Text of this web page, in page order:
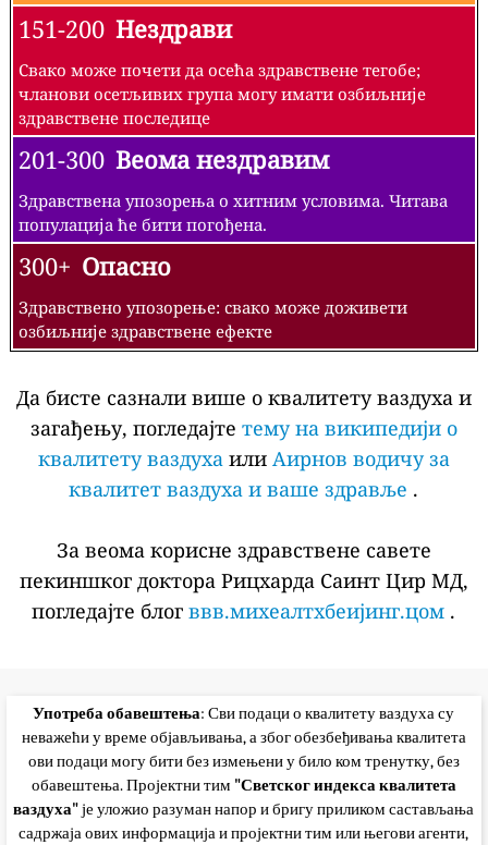
151-200 Нездрави
Свако може почети да осећа здравствене тегобе;
чланови осетљивих група могу имати озбиљније
здравствене последице
201-300 Веома нездравим
Здравствена упозорења о хитним условима. Читава
популација ће бити погођена.
300+ Опасно
Здравствено упозорење: свако може доживети
озбиљније здравствене ефекте
Да бисте сазнали више о квалитету ваздуха и
загађењу, погледајте тему на википедији о
квалитету ваздуха или Аирнов водичу за
квалитет ваздуха и ваше здравље .
За веома корисне здравствене савете
пекиншког доктора Рицхарда Саинт Цир МД,
погледајте блогввв.михеалтхбеијинг.цом .
Употреба обавештења: Сви подаци о квалитету ваздуха су
неважећи у време објављивања, а због обезбеђивања квалитета
ови подаци могу бити без измењени у било ком тренутку, без
обавештења. Пројектни тим "Светског индекса квалитета
ваздуха"је уложио разуман напор и бригу приликом састављања
садржаја ових информација и пројектни тим или његови агенти,